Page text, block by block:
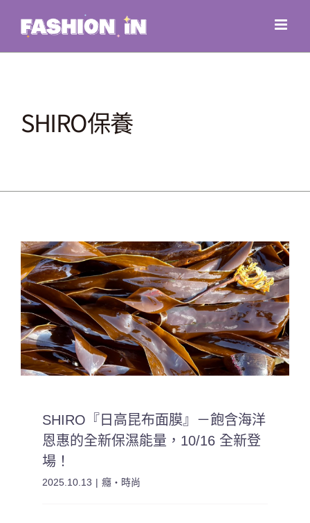
content
SHIRO保養
SHIRO『日高昆布面膜』－飽含海洋
恩惠的全新保濕能量，10/16 全新登
場！
2025.10.13 | 癮・時尚